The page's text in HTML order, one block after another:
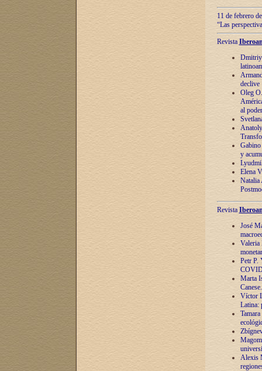
11 de febrero
“Las
Revista
Dmitriy
declive
Oleg
al poder
y
Elena
Natalia
Revista
José
Valeria
Petr P.
Marta
Víctor
Latina:
Alexis